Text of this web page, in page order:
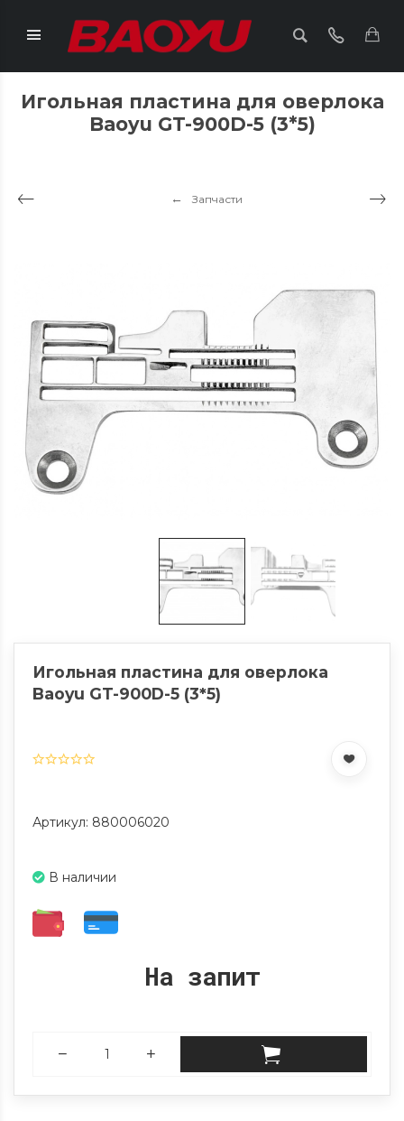
Игольная пластина для оверлока
Baoyu GT-900D-5 (3*5)
Запчасти
Игольная пластина для оверлока
Baoyu GT-900D-5 (3*5)
Артикул: 880006020
В наличии
На запит